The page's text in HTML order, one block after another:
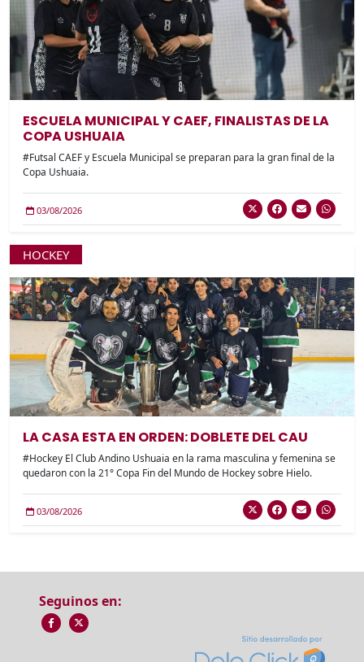
ESCUELA MUNICIPAL Y CAEF, FINALISTAS DE LA
COPA USHUAIA
#Futsal CAEF y Escuela Municipal se preparan para la gran final de la
Copa Ushuaia.
03/08/2026
HOCKEY
LA CASA ESTA EN ORDEN: DOBLETE DEL CAU
#Hockey El Club Andino Ushuaia en la rama masculina y femenina se
quedaron con la 21° Copa Fin del Mundo de Hockey sobre Hielo.
03/08/2026
Seguinos en: